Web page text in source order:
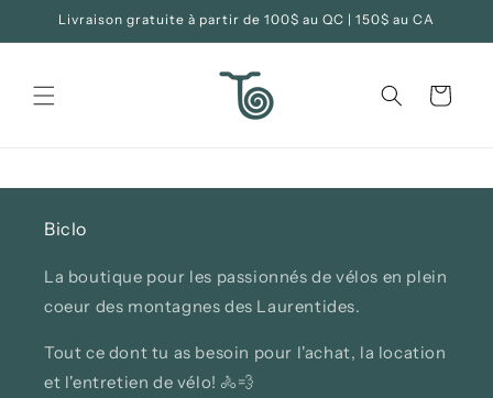
passer
au
Livraison gratuite à partir de 100$ au QC | 150$ au CA
Panier
Biclo
La boutique pour les passionnés de vélos en plein
coeur des montagnes des Laurentides.
Tout ce dont tu as besoin pour l'achat, la location
et l'entretien de vélo! 🚴💨